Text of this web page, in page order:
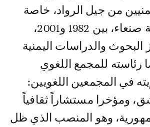
من جيل الرواد، خاصة
بترؤسه لجامعة صنعاء، بين 1982 و2001،
البحوث والدراسات اليمنية
رئاسته للمجمع اللغوي
في المجمعين اللغويين:
ومؤخرا مستشاراً ثقافياً
وهو المنصب الذي ظل